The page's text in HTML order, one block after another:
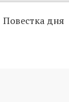
Повестка дня